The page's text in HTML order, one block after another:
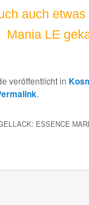
auch
Mania LE
veröffentlicht in
.
ESSENCE